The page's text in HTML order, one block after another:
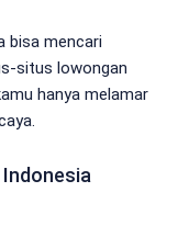
bisa mencari
situs lowongan
hanya melamar